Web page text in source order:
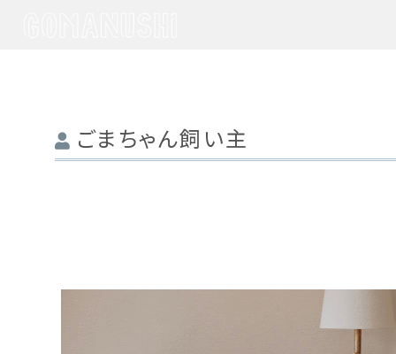
ごまちゃん飼い主